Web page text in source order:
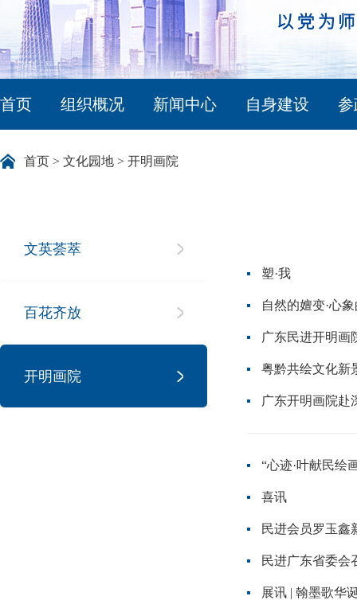
首页 组织概况 新闻中心 自身建设 参
首页 > 文化园地 > 开明画院
文英荟萃
百花齐放
开明画院
塑·我
自然的嬗变·心
粤黔共绘文化新
广东开明画院
“心迹·叶献民绘
喜讯
民进会员罗玉鑫
民进广东省委会
展讯 | 翰墨歌华